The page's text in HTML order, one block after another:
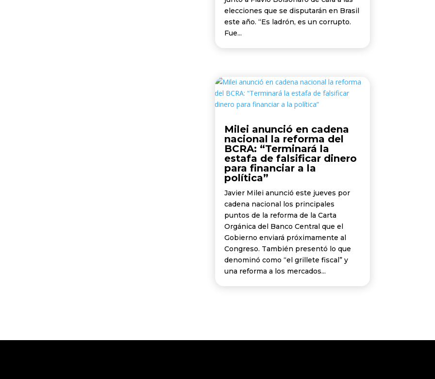
elecciones que se disputarán en Brasil
este año. “Es ladrón, es un corrupto.
Fue...
Milei anunció en cadena
nacional la reforma del
BCRA: “Terminará la
estafa de falsificar dinero
para financiar a la
política”
Javier Milei anunció este jueves por
cadena nacional los principales
puntos de la reforma de la Carta
Orgánica del Banco Central que el
Gobierno enviará próximamente al
Congreso. También presentó lo que
denominó como “el grillete fiscal” y
una reforma a los mercados...